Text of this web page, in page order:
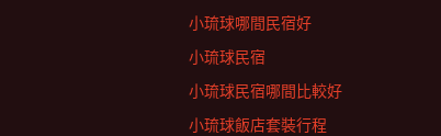
小琉球哪間民宿好
小琉球民宿
小琉球民宿哪間比較好
小琉球飯店套裝行程